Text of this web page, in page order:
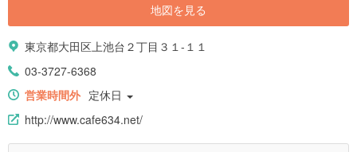
地図を見る
東京都大田区上池台２丁目３１-１１
03-3727-6368
営業時間外 定休日
http://www.cafe634.net/